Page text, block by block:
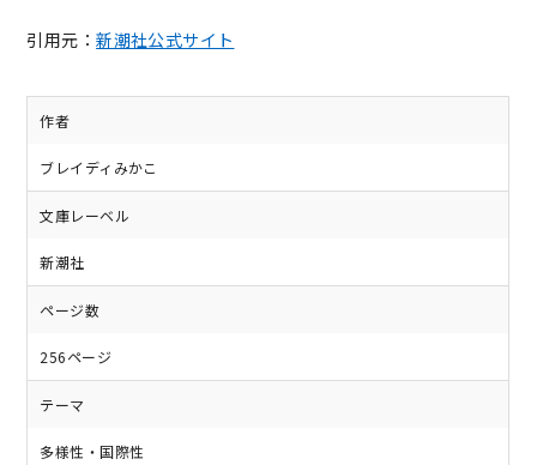
引用元：新潮社公式サイト
作者
ブレイディみかこ
文庫レーベル
新潮社
ページ数
256ページ
テーマ
多様性・国際性